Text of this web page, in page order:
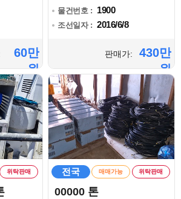
60만
원
물건번호 : 1900
조선일자 : 2016/6/8
판매가:
430만
원
위탁판매 전국 매매가능 위탁판매
00000 톤